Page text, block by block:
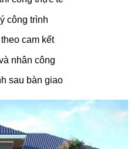
công trình
cam kết
nhân công
sau bàn giao